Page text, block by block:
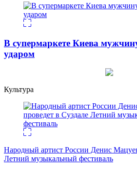
В супермаркете Киева
ударом
Культура
Народный артист России Денис
Летний музыкальный фестиваль